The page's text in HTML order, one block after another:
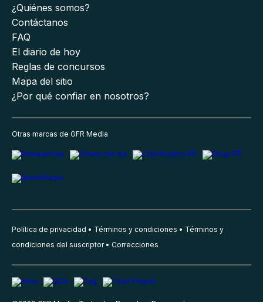
¿Quiénes somos?
Contáctanos
FAQ
El diario de hoy
Reglas de concursos
Mapa del sitio
¿Por qué confiar en nosotros?
Otras marcas de GFR Media
Política de privacidad Términos y condiciones
Términos y
condiciones del suscriptor
Correcciones